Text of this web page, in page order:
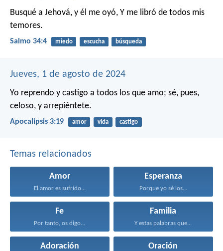
Busqué a Jehová, y él me oyó, Y me libró de todos mis
temores.
Salmo 34:4 miedo escucha búsqueda
Jueves, 1 de agosto de 2024
Yo reprendo y castigo a todos los que amo; sé, pues,
celoso, y arrepiéntete.
Apocalipsis 3:19 amor vida castigo
Temas relacionados
Amor
El amor es sufrido...
Esperanza
Porque yo sé los...
Fe
Por tanto, os digo...
Familia
Y estas palabras que...
Adoración Oración